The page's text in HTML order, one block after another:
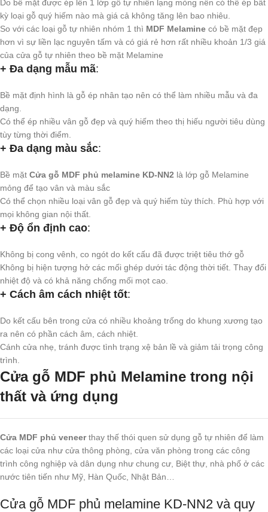
Do bề mặt được ép lên 1 lớp gỗ tự nhiên lạng mỏng nên có thể ép bất
kỳ loại gỗ quý hiếm nào mà giá cả không tăng lên bao nhiêu.
So với các loại gỗ tự nhiên nhóm 1 thì MDF Melamine có bề mặt đẹp
hơn vì sự liền lạc nguyên tấm và có giá rẻ hơn rất nhiều khoản 1/3 giá
của cửa gỗ tự nhiên theo bề mặt Melamine
+ Đa dạng mẫu mã:
Bề mặt định hình là gỗ ép nhân tạo nên có thể làm nhiều mẫu và đa
dạng.
Có thể ép nhiều vân gỗ đẹp và quý hiếm theo thị hiếu người tiêu dùng
tùy từng thời điểm.
+ Đa dạng màu sắc:
Bề mặt Cửa gỗ MDF phủ melamine KD-NN2 là lớp gỗ Melamine
mỏng để tạo vân và màu sắc
Có thể chọn nhiều loại vân gỗ đẹp và quý hiếm tùy thích. Phù hợp với
mọi không gian nội thất.
+ Độ ổn định cao:
Không bị cong vênh, co ngót do kết cấu đã được triệt tiêu thớ gỗ
Không bị hiện tượng hở các mối ghép dưới tác động thời tiết. Thay đổi
nhiệt độ và có khả năng chống mối mọt cao.
+ Cách âm cách nhiệt tốt:
Do kết cấu bên trong cửa có nhiều khoảng trống do khung xương tạo
ra nên có phần cách âm, cách nhiệt.
Cánh cửa nhẹ, tránh được tình trạng xệ bản lề và giảm tải trọng công
trình.
Cửa gỗ MDF phủ Melamine trong nội
thất và ứng dụng
Cửa MDF phủ veneerthay thế thói quen sử dụng gỗ tự nhiên để làm
các loại cửa như cửa thông phòng, cửa văn phòng trong các công
trình công nghiệp và dân dụng như chung cư, Biệt thự, nhà phố ở các
nước tiên tiến như Mỹ, Hàn Quốc, Nhật Bản…
Cửa gỗ MDF phủ melamine KD-NN2 và quy